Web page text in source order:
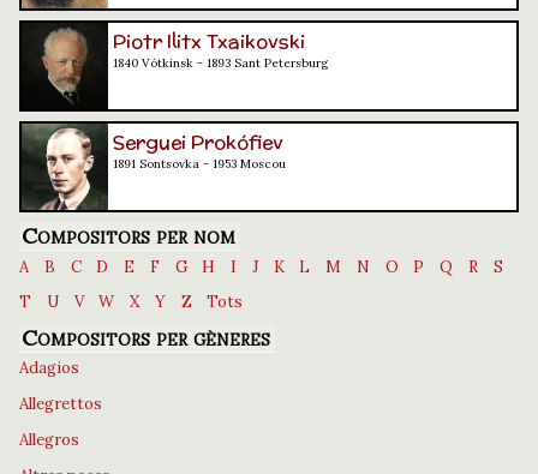
Piotr Ilitx Txaikovski
1840 Vótkinsk - 1893 Sant Petersburg
Serguei Prokófiev
1891 Sontsovka - 1953 Moscou
Compositors per nom
A B C D E F G H I J K L M N O P Q R
S
T
U V W X Y Z Tots
Compositors per gèneres
Adagios
Allegrettos
Allegros